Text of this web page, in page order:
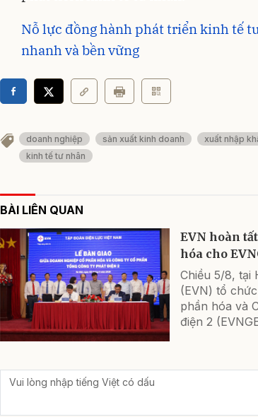
Nỗ lực đồng hành phát triển kinh tế
nhanh và bền vững
doanh nghiệp sản xuất kinh doanh xuất nhập
kinh tế tư nhân
BÀI LIÊN QUAN
EVN hoàn
hóa cho
Chiều 5/8, tại
(EVN) tổ
phần hóa và
điện 2